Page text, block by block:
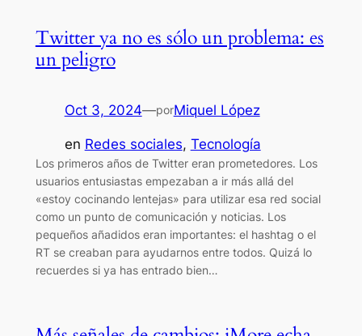
Twitter ya no es sólo un problema: es
un peligro
Oct 3, 2024—porMiquel López
en Redes sociales, Tecnología
Los primeros años de Twitter eran prometedores. Los
usuarios entusiastas empezaban a ir más allá del
«estoy cocinando lentejas» para utilizar esa red social
como un punto de comunicación y noticias. Los
pequeños añadidos eran importantes: el hashtag o el
RT se creaban para ayudarnos entre todos. Quizá lo
recuerdes si ya has entrado bien…